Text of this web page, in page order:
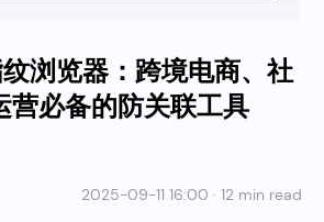
浏览器：跨境电商、社
营必备的防关联工具
2025-09-11 16:00 · 12 min read